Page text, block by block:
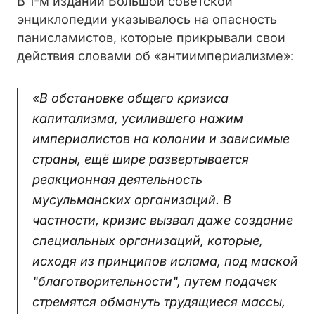
энциклопедии указывалось на опасность
панисламистов, которые прикрывали свои
действия словами об «антиимпериализме»:
«В обстановке общего кризиса
капитализма, усилившего нажим
империалистов на колонии и зависимые
страны, ещё шире развертывается
реакционная деятельность
мусульманских организаций. В
частности, кризис вызвал даже создание
специальных организаций, которые,
исходя из принципов ислама, под маской
"благотворительности", путем подачек
стремятся обмануть трудящиеся массы,